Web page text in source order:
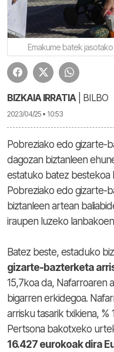
Emakume batek
BIZKAIA IRRATIA| BILBO
2023/04/25 • 10:53
Pobreziako edo gizarte-
dagozan biztanleen
estatuko batez bestekoa
Pobreziako edo gizarte-
biztanleen artean
iraupen luzeko
Batez beste, estaduko
gizarte-bazterketa
15,7koa da, Nafarroaren
bigarren erkidegoa.
arrisku tasarik txikiena,
Pertsona bakotxeko
16.427 eurokoak dira